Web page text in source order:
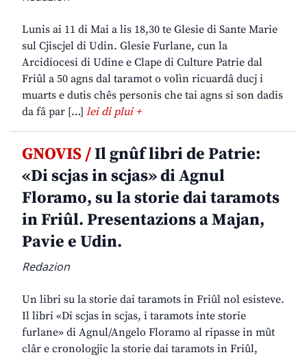
Lunis ai 11 di Mai a lis 18,30 te Glesie di Sante Marie
sul Cjiscjel di Udin. Glesie Furlane, cun la
Arcidiocesi di Udine e Clape di Culture Patrie dal
Friûl a 50 agns dal taramot o volìn ricuardâ ducj i
muarts e dutis chês personis che tai agns si son dadis
da fâ par […] lei di plui +
GNOVIS /Il gnûf libri de Patrie:
«Di scjas in scjas» di Agnul
Floramo, su la storie dai taramots
in Friûl. Presentazions a Majan,
Pavie e Udin.
Redazion
Un libri su la storie dai taramots in Friûl nol esisteve.
Il libri «Di scjas in scjas, i taramots inte storie
furlane» di Agnul/Angelo Floramo al ripasse in mût
clâr e cronologjic la storie dai taramots in Friûl,